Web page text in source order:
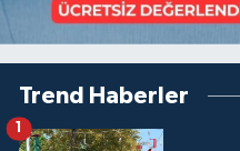
Trend Haberler
1